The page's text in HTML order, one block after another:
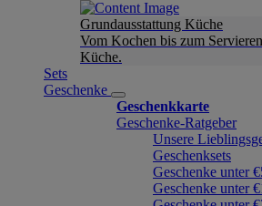
Grundausstattung Küche
Vom Kochen bis zum
Küche.
Sets
Geschenke
Geschenkkarte
Geschenke-Ratgeber
Unsere
Geschenksets
Geschenke unter
Geschenke unter